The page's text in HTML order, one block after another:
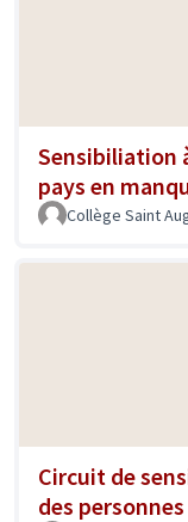
Sensibiliation
pays en
Collège Saint
Circuit de
des